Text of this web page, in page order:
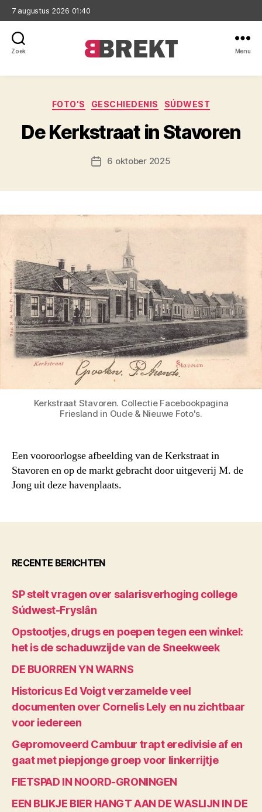
7 augustus 2026 01:40
Zoek Menu
Categorieën
FOTO'S GESCHIEDENIS SÚDWEST
De Kerkstraat in Stavoren
Berichtdatum
6 oktober 2025
Kerkstraat Stavoren. Collectie Facebookpagina
Friesland in Oude & Nieuwe Foto's.
Een vooroorlogse afbeelding van de Kerkstraat in
Stavoren en op de markt gebracht door uitgeverij M. de
Jong uit deze havenplaats.
RECENTE BERICHTEN
SP stelt vragen over salarisverhoging college
Súdwest-Fryslân
Opstootjes, drugs en poepen tegen een winkel:
het is de schaduwzijde van de Sneekweek
DE BUORREN YN WARNS
Historicus Ed Voigt verzamelde veel
documenten over Cornelis Lely en nu zichtbaar
voor iedereen
Gepromoveerd Cambuur trapt eredivisie af en
gaat met piepjonge groep voor linkerrijtje
FIETSPAD IN NOORD-GRONINGEN
EEN BLIKJE BIER HANGT AAN DE WASLIJN IN DE